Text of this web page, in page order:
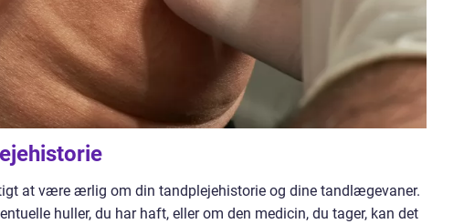
at være ærlig om din tandplejehistorie og dine tandlægevaner.
huller, du har haft, eller om den medicin, du tager, kan det